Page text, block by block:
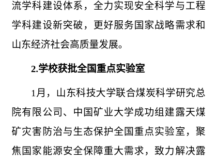
流学科建设体系，全力实现安全科学与工程
学科建设新突破，更好服务国家战略需求和
山东经济社会高质量发展。
2.学校获批全国重点实验室
1月，山东科技大学联合煤炭科学研究总
院有限公司、中国矿业大学成功组建露天煤
矿灾害防治与生态保护全国重点实验室，聚
焦国家能源安全保障重大需求，致力解决露